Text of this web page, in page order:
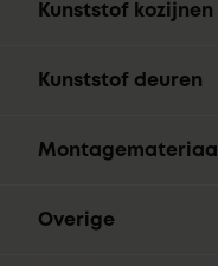
Kunststof kozijnen
Kunststof deuren
Montagemateriaal
Overige